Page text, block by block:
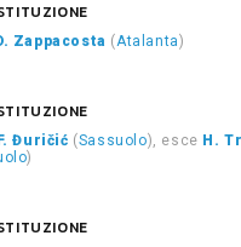
Zappacosta (Atalanta)
F. Đuričić (Sassuolo), esce H.
)